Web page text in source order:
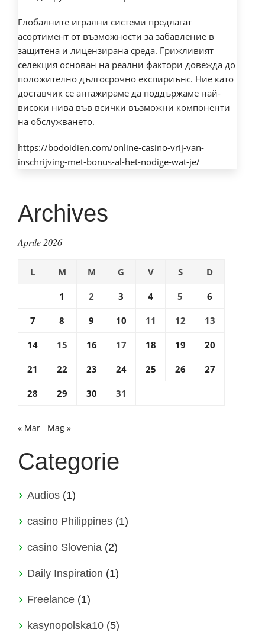
Глобалните игрални системи предлагат
асортимент от възможности за забавление в
защитена и лицензирана среда. Грижливият
селекция основан на реални фактори довежда до
положително дългосрочно експириънс. Ние като
доставчик се ангажираме да поддържаме най-
високи нива във всички възможни компоненти
на обслужването.
https://bodoidien.com/online-casino-vrij-van-
inschrijving-met-bonus-al-het-nodige-wat-je/
Archives
Aprile 2026
L M M G V S D
1 2 3 4 5 6
7 8 9 10 11 12 13
14 15 16 17 18 19 20
21 22 23 24 25 26 27
28 29 30 31
« Mar Mag »
Categorie
Audios (1)
casino Philippines (1)
casino Slovenia (2)
Daily Inspiration (1)
Freelance (1)
kasynopolska10 (5)